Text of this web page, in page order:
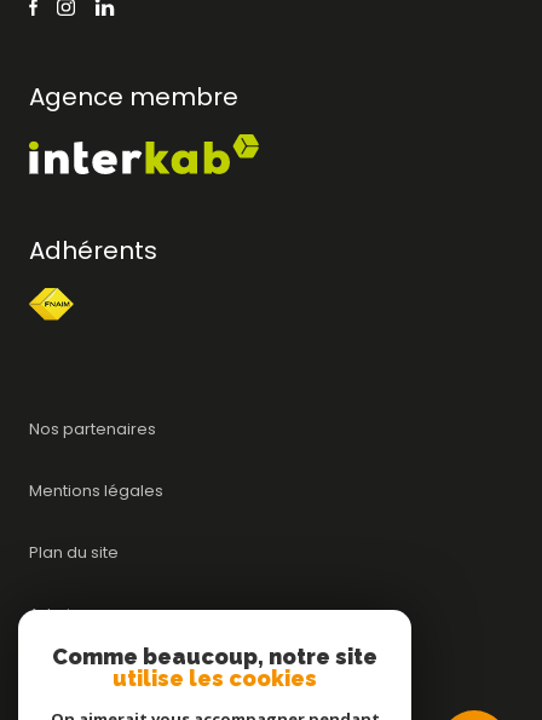
Agence membre
Adhérents
Nos partenaires
Mentions légales
Plan du site
Admin
Nos honoraires
Comme beaucoup, notre site
utilise les cookies